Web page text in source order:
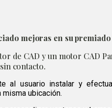
mejoras en su
de CAD y un motor CAD
contacto.
al usuario instalar y
ubicación.